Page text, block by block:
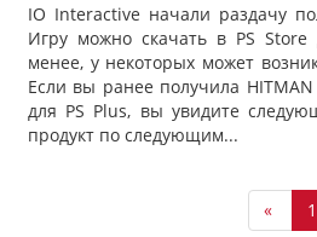
IO Interactive начали раздачу
Игру можно скачать в PS
менее, у некоторых может
Если вы ранее получила
для PS Plus, вы увидите
продукт по следующим...
« 1